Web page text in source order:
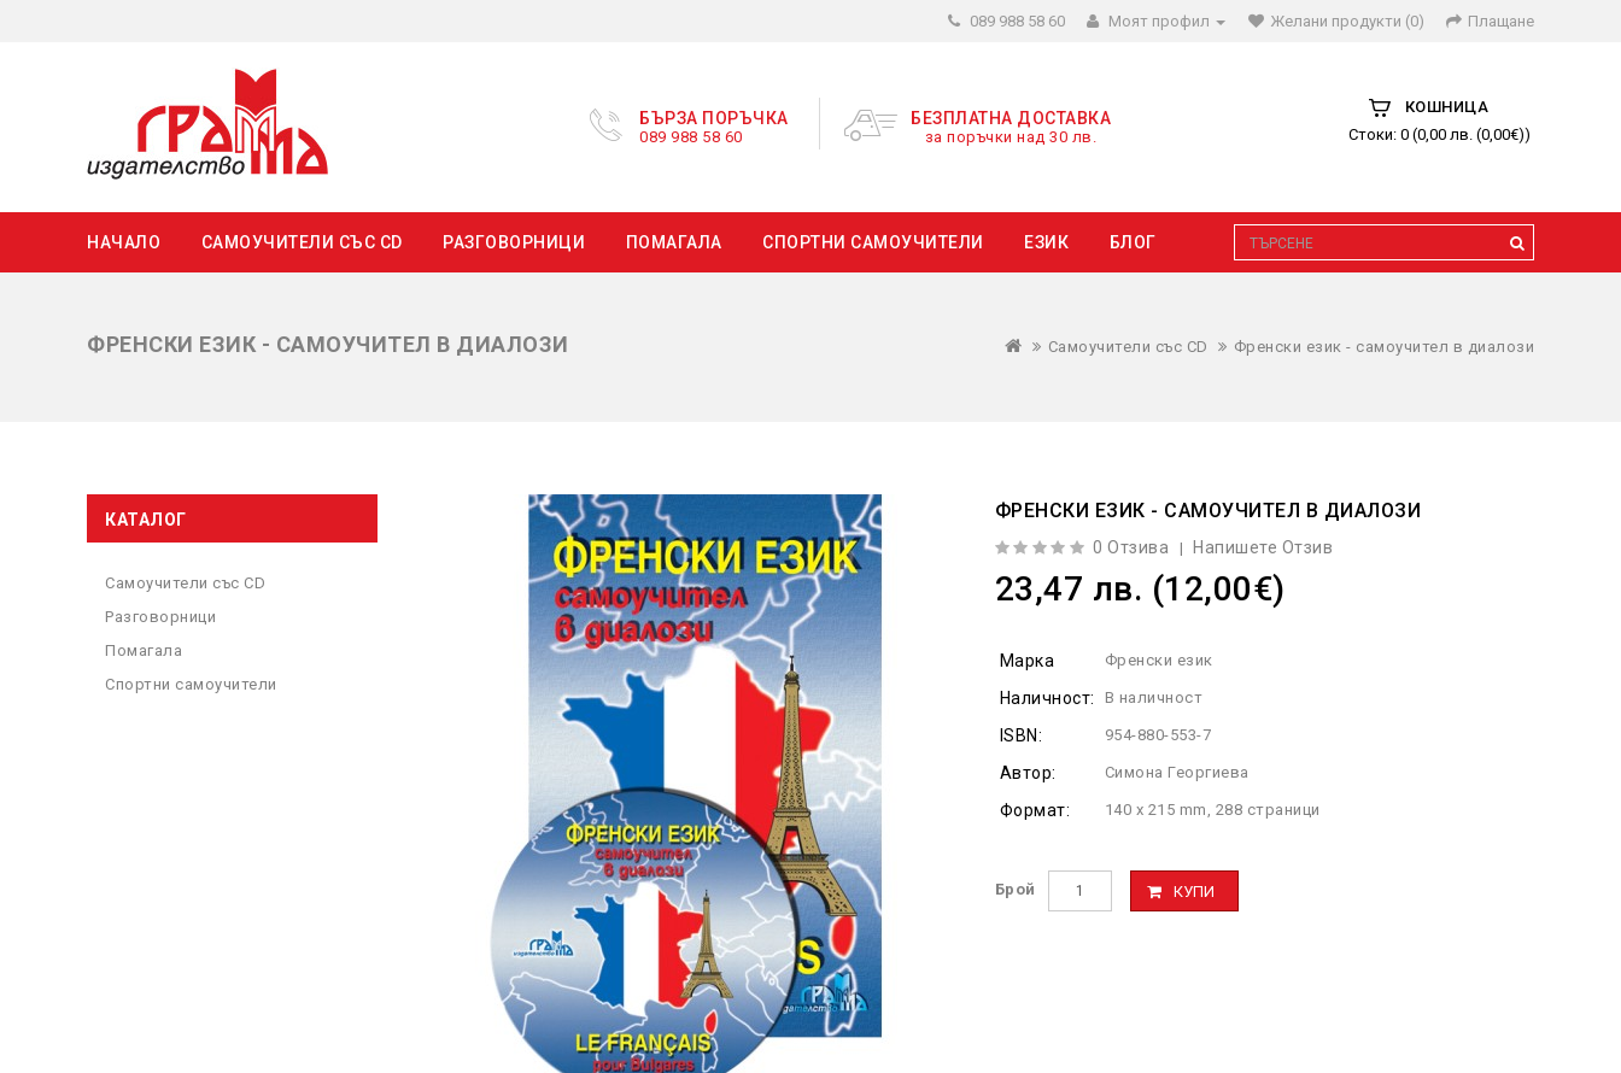
089 988 58 60 Моят профил Желани продукти (0) Плащане
БЪРЗА ПОРЪЧКА
089 988 58 60
БЕЗПЛАТНА ДОСТАВКА
за поръчки над 30 лв.
КОШНИЦА
Стоки: 0 (0,00 лв. (0,00€))
НАЧАЛО САМОУЧИТЕЛИ СЪС CD РАЗГОВОРНИЦИ ПОМАГАЛА СПОРТНИ САМОУЧИТЕЛИ ЕЗИК БЛОГ
ФРЕНСКИ ЕЗИК - САМОУЧИТЕЛ В ДИАЛОЗИ Самоучители със CD Френски език - самоучител в диалози
КАТАЛОГ
Самоучители със CD
Разговорници
Помагала
Спортни самоучители
ФРЕНСКИ ЕЗИК - САМОУЧИТЕЛ В ДИАЛОЗИ
0 Отзива | Напишете Отзив
23,47 лв. (12,00€)
Марка Френски език
Наличност: В наличност
ISBN: 954-880-553-7
Автор: Симона Георгиева
Формат: 140 x 215 mm, 288 страници
Брой КУПИ